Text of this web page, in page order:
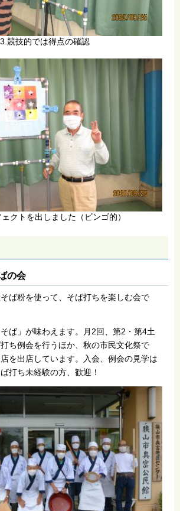
3.競技的では得点の確認
クトを出しました（ビンゴ的）
の会
ば粉を使って、そば打ちを楽しむ会で
ば」が味わえます。月2回、第2・第4土
ち例会を行うほか、秋の市民文化祭で
を出店しています。入会、例会の見学は
打ち未経験の方、歓迎！